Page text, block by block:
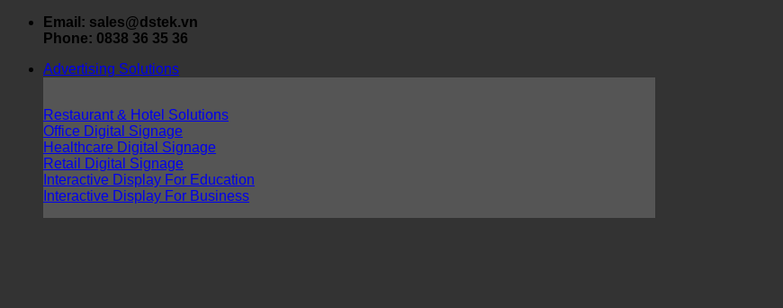
Skip
Email: sales@dstek.vn
Phone: 0838 36 35 36
Advertising Solutions
Restaurant & Hotel Solutions
Office Digital Signage
Healthcare Digital Signage
Retail Digital Signage
Interactive Display For Education
Interactive Display For Business